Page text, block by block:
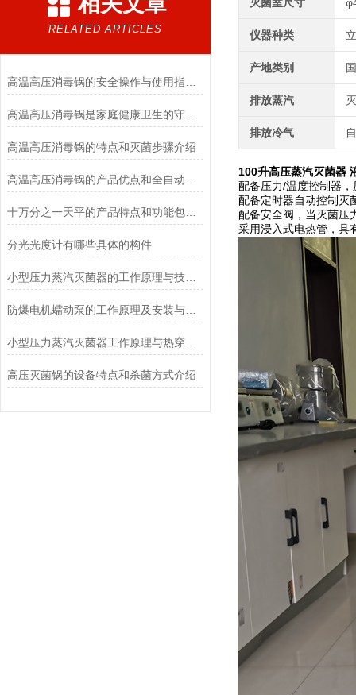
RELATED ARTICLES
高温高压消毒锅的安全操作与使用指南说明
高温高压消毒锅的特点和灭菌步骤介绍
十万分之一天平的产品特点和功能包括哪些
分光光度计有哪些具体的构件
小型压力蒸汽灭菌器的工作原理与技术优势概述
防爆电机蠕动泵的工作原理及安装与配管
小型压力蒸汽灭菌器工作原理与热穿透性分析
高压灭菌锅的设备特点和杀菌方式介绍
仪器种类
产地类别
排放蒸汽
排放冷气
100升高压蒸汽灭菌器
配备压力/温度控制器
配备定时器自动控制灭
配备安全阀，当灭菌压
采用浸入式电热管，具